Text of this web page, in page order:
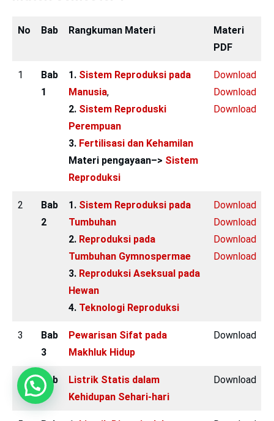
No Bab Rangkuman Materi
Materi
PDF
1
Bab
1
1. Sistem Reproduksi pada
Manusia,
2. Sistem Reproduski
Perempuan
3. Fertilisasi dan Kehamilan
Materi pengayaan–> Sistem
Reproduksi
Download
Download
Download
2
Bab
2
1. Sistem Reproduksi pada
Tumbuhan
2. Reproduksi pada
Tumbuhan Gymnospermae
3. Reproduksi Aseksual pada
Hewan
4. Teknologi Reproduksi
Download
Download
Download
Download
3
Bab
3
Pewarisan Sifat pada
Makhluk Hidup
Download
4
Bab
4
Listrik Statis dalam
Kehidupan Sehari-hari
Download